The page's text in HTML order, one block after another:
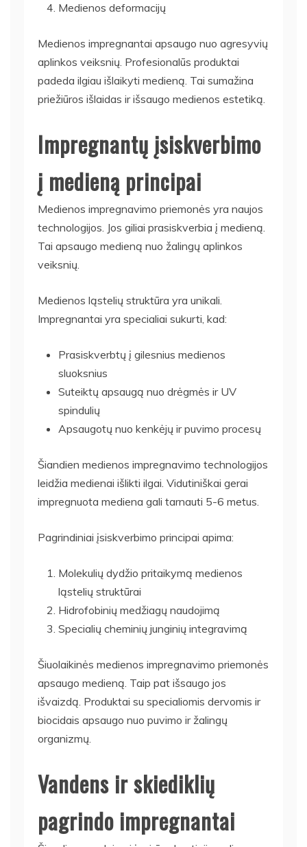
Medienos deformacijų
Medienos impregnantai apsaugo nuo agresyvių
aplinkos veiksnių. Profesionalūs produktai
padeda ilgiau išlaikyti medieną. Tai sumažina
priežiūros išlaidas ir išsaugo medienos estetiką.
Impregnantų įsiskverbimo
į medieną principai
Medienos impregnavimo priemonės yra naujos
technologijos. Jos giliai prasiskverbia į medieną.
Tai apsaugo medieną nuo žalingų aplinkos
veiksnių.
Medienos ląstelių struktūra yra unikali.
Impregnantai yra specialiai sukurti, kad:
Prasiskverbtų į gilesnius medienos
sluoksnius
Suteiktų apsaugą nuo drėgmės ir UV
spindulių
Apsaugotų nuo kenkėjų ir puvimo procesų
Šiandien medienos impregnavimo technologijos
leidžia medienai išlikti ilgai. Vidutiniškai gerai
impregnuota mediena gali tarnauti 5-6 metus.
Pagrindiniai įsiskverbimo principai apima:
Molekulių dydžio pritaikymą medienos
ląstelių struktūrai
Hidrofobinių medžiagų naudojimą
Specialių cheminių junginių integravimą
Šiuolaikinės medienos impregnavimo priemonės
apsaugo medieną. Taip pat išsaugo jos
išvaizdą. Produktai su specialiomis dervomis ir
biocidais apsaugo nuo puvimo ir žalingų
organizmų.
Vandens ir skiediklių
pagrindo impregnantai